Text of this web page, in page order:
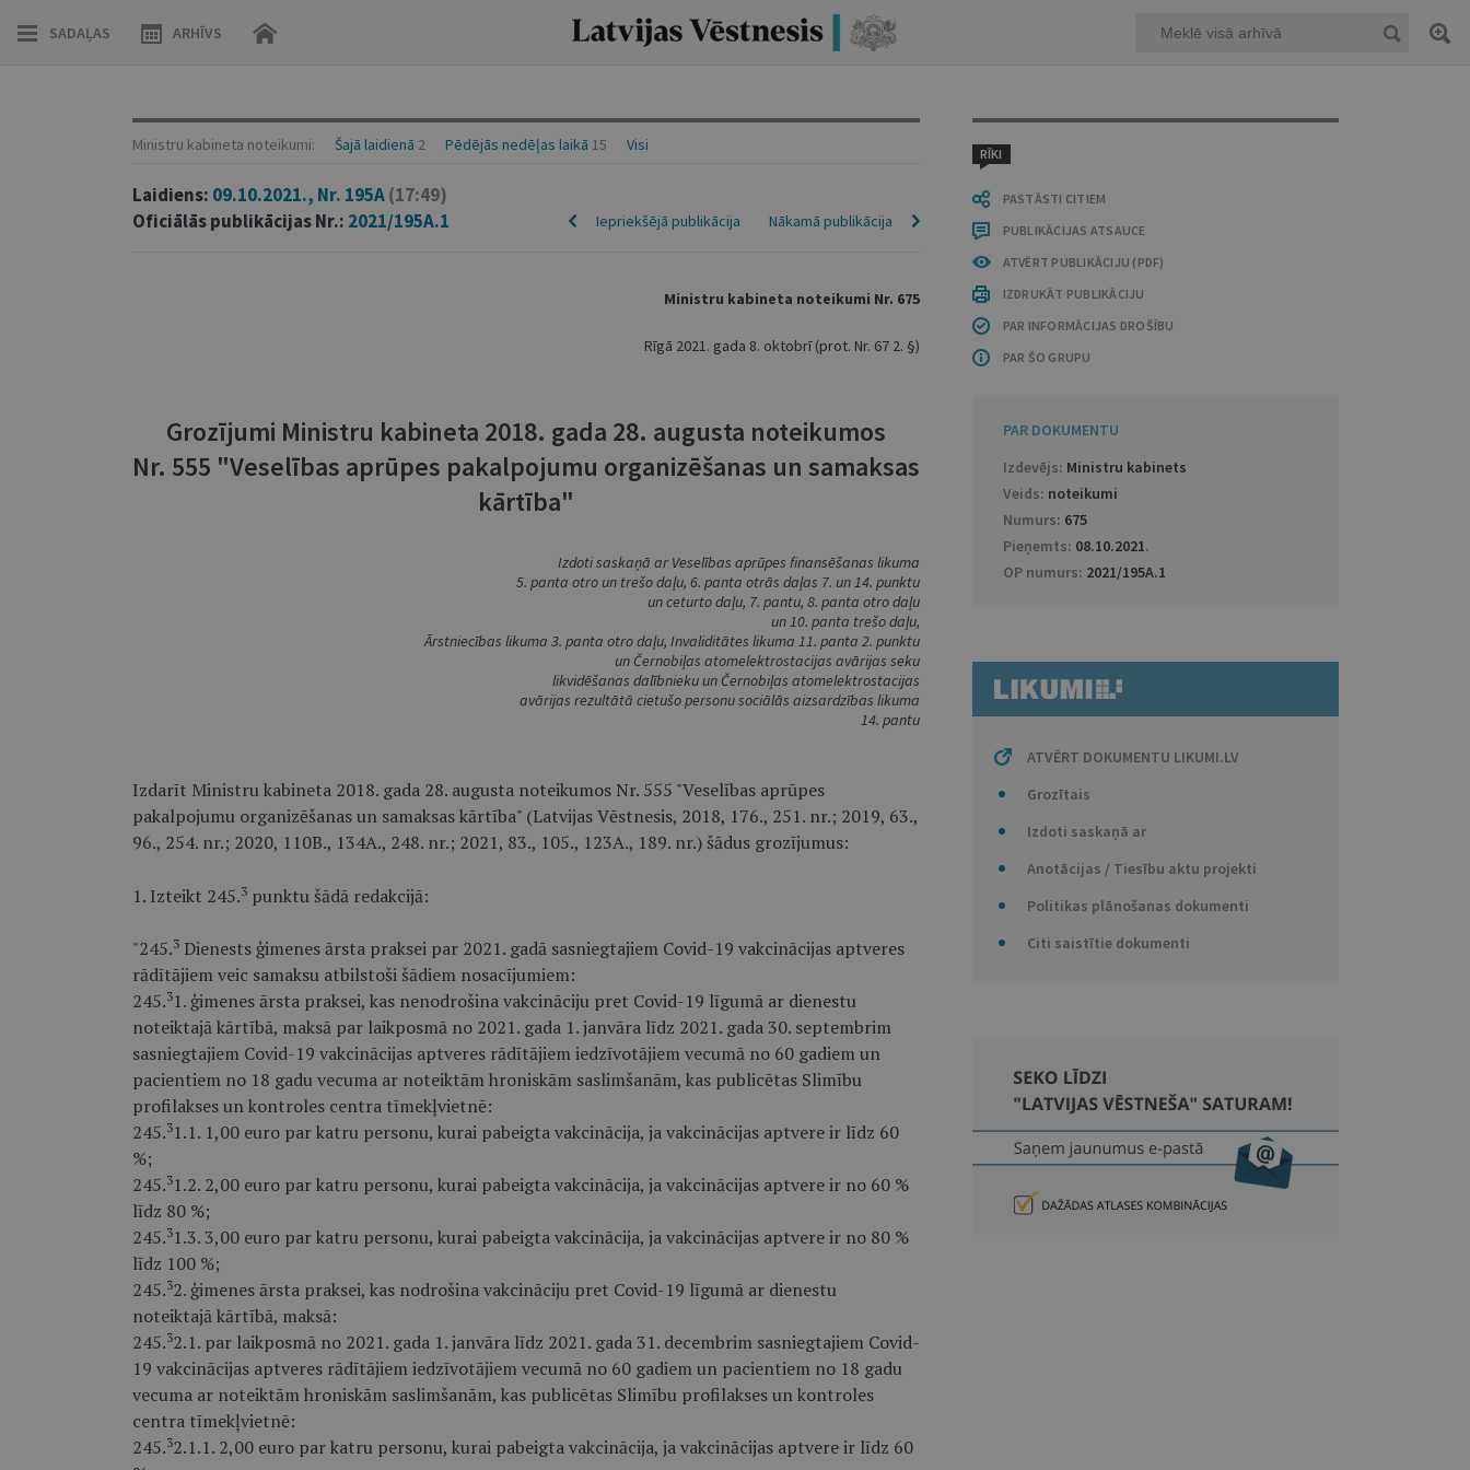
SADAĻAS ARHĪVS
RĪKI
PASTĀSTI CITIEM
PUBLIKĀCIJAS ATSAUCE
ATVĒRT PUBLIKĀCIJU (PDF)
IZDRUKĀT PUBLIKĀCIJU
PAR INFORMĀCIJAS DROŠĪBU
PAR ŠO GRUPU
PAR DOKUMENTU
Izdevējs: Ministru kabinets
Veids: noteikumi
Numurs: 675
Pieņemts: 08.10.2021.
OP numurs: 2021/195A.1
ATVĒRT DOKUMENTU LIKUMI.LV
Grozītais
Izdoti saskaņā ar
Anotācijas / Tiesību aktu projekti
Politikas plānošanas dokumenti
Citi saistītie dokumenti
Ministru kabineta noteikumi: Šajā laidienā 2 Pēdējās nedēļas laikā 15 Visi
Laidiens: 09.10.2021., Nr. 195A(17:49)
Oficiālās publikācijas Nr.: 2021/195A.1 Nākamā publikācija
Iepriekšējā publikācija
Ministru kabineta noteikumi Nr. 675
Rīgā 2021. gada 8. oktobrī (prot. Nr. 67 2. §)
Grozījumi Ministru kabineta 2018. gada 28. augusta noteikumos
Nr. 555 "Veselības aprūpes pakalpojumu organizēšanas un samaksas
kārtība"
Izdoti saskaņā ar Veselības aprūpes finansēšanas likuma
5. panta otro un trešo daļu, 6. panta otrās daļas 7. un 14. punktu
un ceturto daļu, 7. pantu, 8. panta otro daļu
un 10. panta trešo daļu,
Ārstniecības likuma 3. panta otro daļu, Invaliditātes likuma 11. panta 2. punktu
un Černobiļas atomelektrostacijas avārijas seku
likvidēšanas dalībnieku un Černobiļas atomelektrostacijas
avārijas rezultātā cietušo personu sociālās aizsardzības likuma
14. pantu
Izdarīt Ministru kabineta 2018. gada 28. augusta noteikumos Nr. 555 "Veselības aprūpes
pakalpojumu organizēšanas un samaksas kārtība" (Latvijas Vēstnesis, 2018, 176., 251. nr.; 2019, 63.,
96., 254. nr.; 2020, 110B., 134A., 248. nr.; 2021, 83., 105., 123A., 189. nr.) šādus grozījumus:
1. Izteikt 245.3punktu šādā redakcijā:
"245.3Dienests ģimenes ārsta praksei par 2021. gadā sasniegtajiem Covid-19 vakcinācijas aptveres
rādītājiem veic samaksu atbilstoši šādiem nosacījumiem:
245.31. ģimenes ārsta praksei, kas nenodrošina vakcināciju pret Covid-19 līgumā ar dienestu
noteiktajā kārtībā, maksā par laikposmā no 2021. gada 1. janvāra līdz 2021. gada 30. septembrim
sasniegtajiem Covid-19 vakcinācijas aptveres rādītājiem iedzīvotājiem vecumā no 60 gadiem un
pacientiem no 18 gadu vecuma ar noteiktām hroniskām saslimšanām, kas publicētas Slimību
profilakses un kontroles centra tīmekļvietnē:
245.31.1. 1,00 euro par katru personu, kurai pabeigta vakcinācija, ja vakcinācijas aptvere ir līdz 60
%;
245.31.2. 2,00 euro par katru personu, kurai pabeigta vakcinācija, ja vakcinācijas aptvere ir no 60 %
līdz 80 %;
245.31.3. 3,00 euro par katru personu, kurai pabeigta vakcinācija, ja vakcinācijas aptvere ir no 80 %
līdz 100 %;
245.32. ģimenes ārsta praksei, kas nodrošina vakcināciju pret Covid-19 līgumā ar dienestu
noteiktajā kārtībā, maksā:
245.32.1. par laikposmā no 2021. gada 1. janvāra līdz 2021. gada 31. decembrim sasniegtajiem Covid-
19 vakcinācijas aptveres rādītājiem iedzīvotājiem vecumā no 60 gadiem un pacientiem no 18 gadu
vecuma ar noteiktām hroniskām saslimšanām, kas publicētas Slimību profilakses un kontroles
centra tīmekļvietnē:
245.32.1.1. 2,00 euro par katru personu, kurai pabeigta vakcinācija, ja vakcinācijas aptvere ir līdz 60